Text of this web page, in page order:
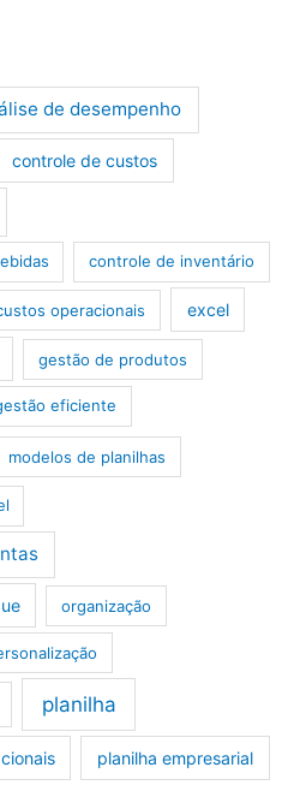
de desempenho
controle de custos
controle de inventário
operacionais excel
gestão de produtos
eficiente
modelos de planilhas
organização
planilha
planilha empresarial